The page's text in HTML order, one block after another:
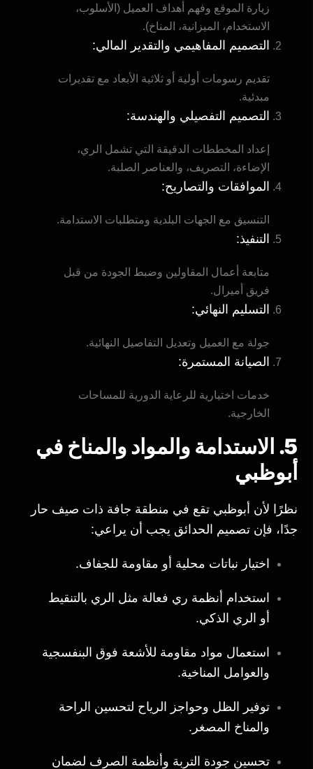
زيارة الموقع وفهم أهداف العميل (الأسلوب،
الاستخدام، الميزانية، المناخ).
التصميم المفاهيمي والتقدير المالي:
تقديم رسومات أولية أو ثلاثية الأبعاد مع تقديرات
مبدئية.
التصميم التفصيلي والهندسة:
إعداد المخططات الدقيقة التي تشمل الري،
الإضاءة، التصريف، والعناصر الصلبة.
الموافقات والتصاريح:
التنسيق مع الجهات البلدية ومتطلبات الاستدامة.
التنفيذ:
متابعة أعمال المقاولين وضبط الجودة من قبل
فريق أميرال.
التسليم النهائي:
جولة مع العميل وتعديل التفاصيل النهائية.
الصيانة المستمرة:
خدمات اختيارية للرعاية الدورية للمساحات
الخارجية.
5. الاستدامة والمواد والمناخ في
أبوظبي
نظرًا لأن أبوظبي تقع في منطقة جافة ذات صيف حار
جدًا، فإن تصميم الحدائق يجب أن يراعي:
اختيار نباتات محلية أو مقاومة للجفاف.
استخدام أنظمة ري فعالة مثل الري بالتنقيط
أو الري الذكي.
استعمال مواد مقاومة للأشعة فوق البنفسجية
والعوامل المناخية.
توفير الظل وحواجز الرياح لتحسين الراحة
والمناخ المصغر.
تحسين جودة التربة وأنظمة الصرف لضمان